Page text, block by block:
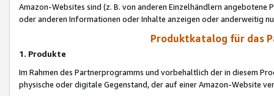
Amazon-Websites sind (z. B. von anderen Einzelhändlern
oder anderen Informationen oder Inhalte anzeigen oder anderweitig
Produktkatalog für das
1. Produkte
Im Rahmen des Partnerprogramms und vorbehaltlich der in diesem
physische oder digitale Gegenstand, der auf einer Amazon-Website